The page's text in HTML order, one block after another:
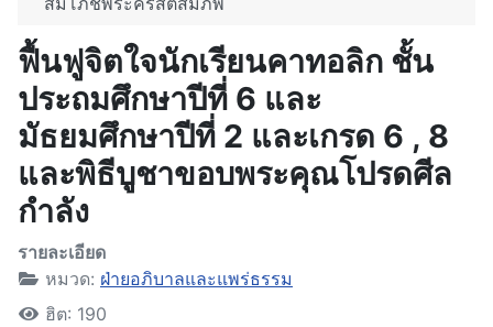
ฟื้นฟูจิตใจนักเรียนคาทอลิก ชั้น
ประถมศึกษาปีที่ 6 และ
มัธยมศึกษาปีที่ 2 และเกรด 6 , 8
และพิธีบูชาขอบพระคุณโปรดศีล
กำลัง
รายละเอียด
หมวด: ฝ่ายอภิบาลและแพร่ธรรม
ฮิต: 190